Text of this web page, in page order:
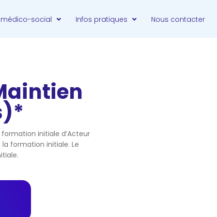
social Infos pratiques Nous contacter
initiale d’Acteur
formation initiale. Le